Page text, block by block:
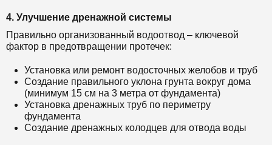
4. Улучшение дренажной системы
Правильно организованный водоотвод – ключевой
фактор в предотвращении протечек:
Установка или ремонт водосточных желобов и труб
Создание правильного уклона грунта вокруг дома
(минимум 15 см на 3 метра от фундамента)
Установка дренажных труб по периметру
фундамента
Создание дренажных колодцев для отвода воды